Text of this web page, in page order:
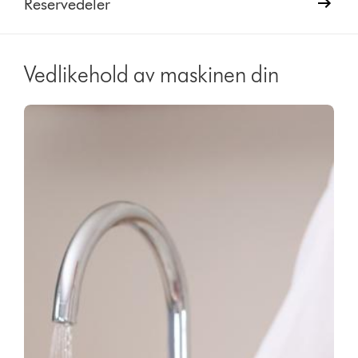
Vedlikehold av maskinen din
Video
Transcript
Open
video
transcript